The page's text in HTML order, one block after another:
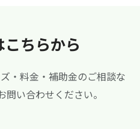
ちらから
・料金・補助金のご相談な
問い合わせください。